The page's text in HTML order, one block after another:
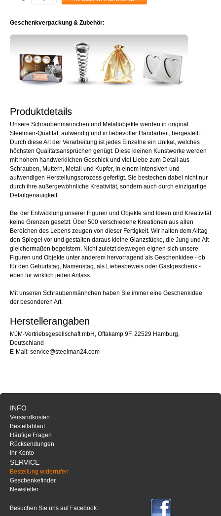
Geschenkverpackung & Zubehör:
Produktdetails
Unsere Schraubenmännchen und Metallobjekte werden in original
Steelman-Qualität, aufwendig und in liebevoller Handarbeit, hergestellt.
Durch diese Art der Verarbeitung ist jedes Einzelne ein Unikat, welches
höchsten Qualitätsansprüchen genügt. Diese kleinen Kunstwerke werden
mit hohem handwerklichen Geschick und viel Liebe zum Detail aus
Schrauben, Muttern, Metall und Kupfer, in einem intensiven und
aufwendigen Herstellungsprozess gefertigt. Sie bestechen dabei nicht nur
durch ihre außergewöhnliche Kreativität, sondern auch durch einzigartige
Detailgenauigkeit.
Bei der Entwicklung unserer Figuren und Objekte sind Ideen und Kreativität
keine Grenzen gesetzt. Über 500 verschiedene Kreationen aus allen
Bereichen des Lebens zeugen von dieser Fertigkeit. Wir halten dem Alltag
den Spiegel vor und gestalten daraus kleine Glanzstücke, die Jung und Alt
gleichermaßen begeistern. Nicht zuletzt deswegen eignen sich unsere
Figuren und Objekte unter anderem hervorragend als Geschenkidee - ob
für den Geburtstag, Namenstag, als Liebesbeweis oder Gastgeschenk -
eben für wirklich jeden Anlass.
Mit unseren Schraubenmännchen haben Sie immer eine Geschenkidee
der besonderen Art.
Herstellerangaben
MJM-Vertriebsgesellschaft mbH, Offakamp 9F, 22529 Hamburg,
Deutschland
E-Mail: service@steelman24.com
INFO
Versandkosten
Bestellablauf
Häufige Fragen
Rücksendungen
Ihr Konto
SERVICE
Bestellung widerrufen
Geschenkefinder
Newsletter
Besuchen Sie uns auf Facebook: